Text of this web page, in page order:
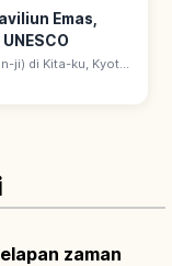
Emas,
ji) di Kita-ku, Kyoto:
daun emas
Yoshimitsu.
zaman